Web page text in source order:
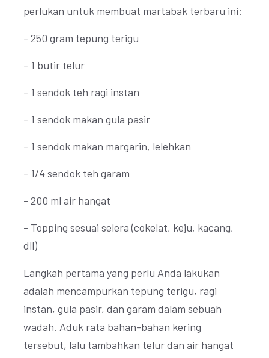
perlukan untuk membuat martabak terbaru ini:
- 250 gram tepung terigu
- 1 butir telur
- 1 sendok teh ragi instan
- 1 sendok makan gula pasir
- 1 sendok makan margarin, lelehkan
- 1/4 sendok teh garam
- 200 ml air hangat
- Topping sesuai selera (cokelat, keju, kacang,
dll)
Langkah pertama yang perlu Anda lakukan
adalah mencampurkan tepung terigu, ragi
instan, gula pasir, dan garam dalam sebuah
wadah. Aduk rata bahan-bahan kering
tersebut, lalu tambahkan telur dan air hangat